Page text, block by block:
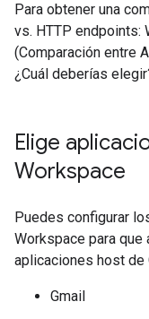
Para obtener una
vs. HTTP endpoints:
(Comparación entre
¿Cuál deberías
Elige
Workspace
Puedes configurar
Workspace para
aplicaciones host de
Gmail